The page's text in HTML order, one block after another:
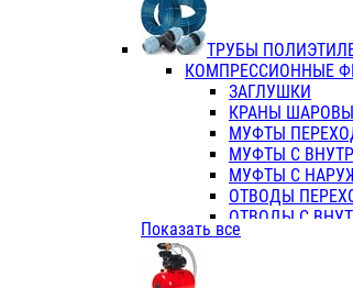
Отвертки
Хоз. инвентарь
ЭЛ. ИНСТРУМЕНТ OASIS
ТРУБЫ
КОМПРЕССИОННЫЕ
ЗАГЛУШКИ
КРАНЫ
МУФТЫ
МУФТЫ С
МУФТЫ С
ОТВОДЫ
ОТВОДЫ С
ОТВОДЫ С
Показать все